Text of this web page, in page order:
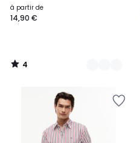
à partir de
14,90 €
4
/